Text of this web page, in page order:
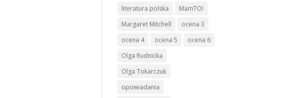
literatura polska
MamTO!
Margaret Mitchell
ocena 3
ocena 4
ocena 5
ocena 6
Olga Rudnicka
Olga Tokarczuk
opowiadania